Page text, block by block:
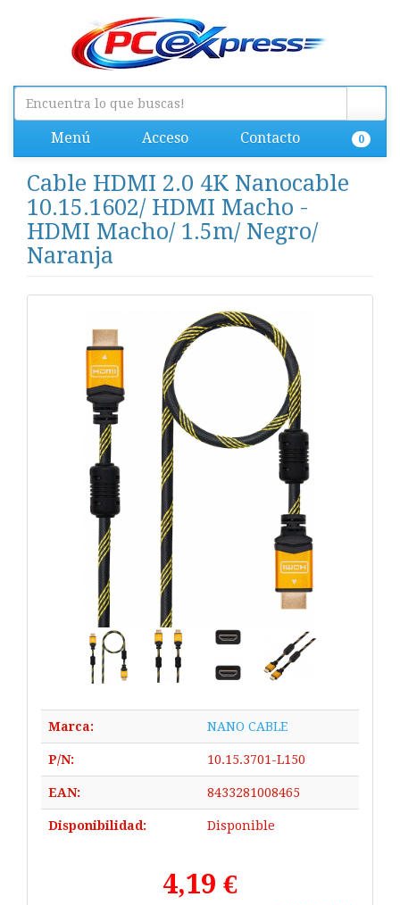
Menú Acceso Contacto 0
Cable HDMI 2.0 4K Nanocable
10.15.1602/ HDMI Macho -
HDMI Macho/ 1.5m/ Negro/
Naranja
Marca: NANO CABLE
P/N: 10.15.3701-L150
EAN: 8433281008465
Disponibilidad: Disponible
4,19 €